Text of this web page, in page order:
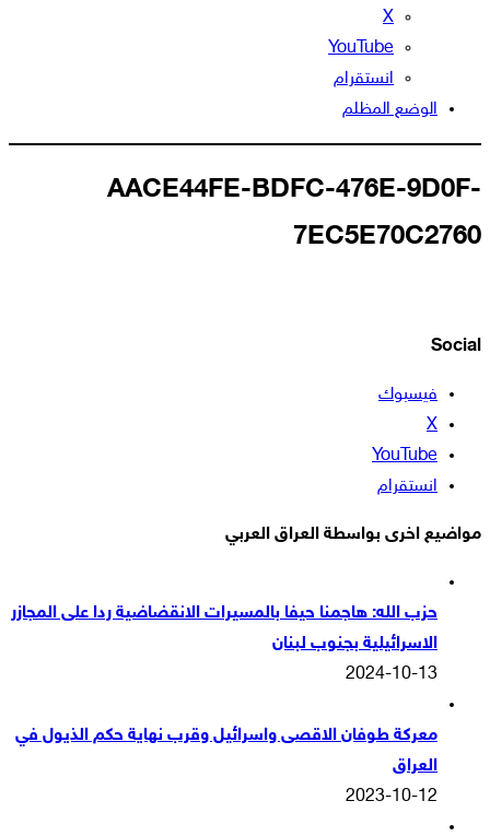
‫X
‫YouTube
انستقرام
الوضع المظلم
AACE44FE-BDFC-476E-9D0F-
7EC5E70C2760
Social
فيسبوك
‫X
‫YouTube
انستقرام
مواضيع اخرى بواسطة العراق العربي
حزب الله: هاجمنا حيفا بالمسيرات الانقضاضية ردا على المجازر
الاسرائيلية بجنوب لبنان
2024-10-13
معركة طوفان الاقصى واسرائيل وقرب نهاية حكم الذيول في
العراق
2023-10-12